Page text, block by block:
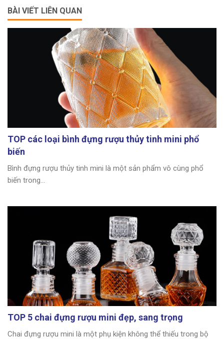
BÀI VIẾT LIÊN QUAN
TOP các loại bình đựng rượu thủy tinh mini phổ
biến
Bình đựng rượu thủy tinh mini là một sản phẩm vô cùng phổ
biến trong...
TOP 5 chai đựng rượu mini đẹp, sang trọng
Chai đựng rượu mini là một phụ kiện không thể thiếu trong bộ